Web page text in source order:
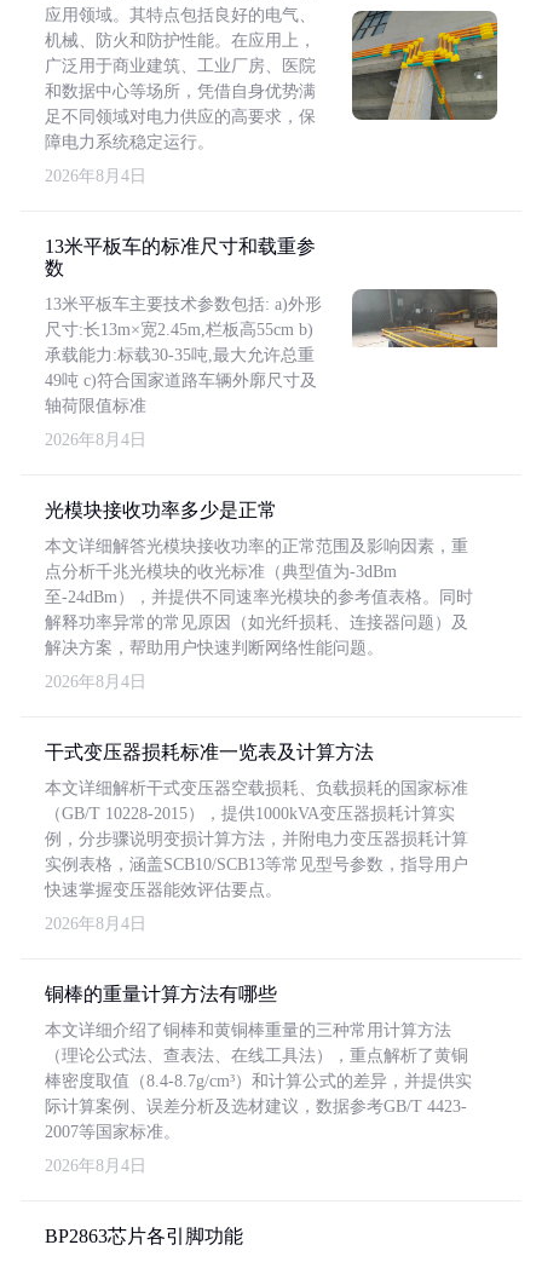
应用领域。其特点包括良好的电气、
机械、防火和防护性能。在应用上，
广泛用于商业建筑、工业厂房、医院
和数据中心等场所，凭借自身优势满
足不同领域对电力供应的高要求，保
障电力系统稳定运行。
2026年8月4日
13米平板车的标准尺寸和载重参
数
13米平板车主要技术参数包括: a)外形
尺寸:长13m×宽2.45m,栏板高55cm b)
承载能力:标载30-35吨,最大允许总重
49吨 c)符合国家道路车辆外廓尺寸及
轴荷限值标准
2026年8月4日
光模块接收功率多少是正常
本文详细解答光模块接收功率的正常范围及影响因素，重
点分析千兆光模块的收光标准（典型值为-3dBm
至-24dBm），并提供不同速率光模块的参考值表格。同时
解释功率异常的常见原因（如光纤损耗、连接器问题）及
解决方案，帮助用户快速判断网络性能问题。
2026年8月4日
干式变压器损耗标准一览表及计算方法
本文详细解析干式变压器空载损耗、负载损耗的国家标准
（GB/T 10228-2015），提供1000kVA变压器损耗计算实
例，分步骤说明变损计算方法，并附电力变压器损耗计算
实例表格，涵盖SCB10/SCB13等常见型号参数，指导用户
快速掌握变压器能效评估要点。
2026年8月4日
铜棒的重量计算方法有哪些
本文详细介绍了铜棒和黄铜棒重量的三种常用计算方法
（理论公式法、查表法、在线工具法），重点解析了黄铜
棒密度取值（8.4-8.7g/cm³）和计算公式的差异，并提供实
际计算案例、误差分析及选材建议，数据参考GB/T 4423-
2007等国家标准。
2026年8月4日
BP2863芯片各引脚功能